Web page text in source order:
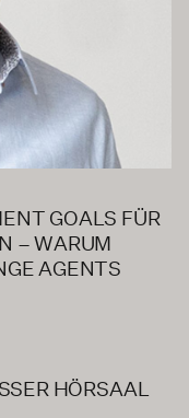
GOALS FÜR
– WARUM
AGENTS
HÖRSAAL